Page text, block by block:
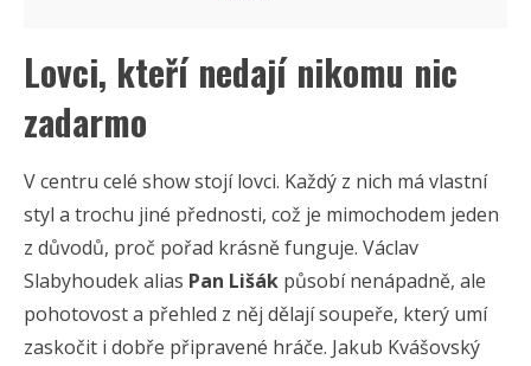
Lovci, kteří nedají nikomu nic
zadarmo
V centru celé show stojí lovci. Každý z nich má vlastní
styl a trochu jiné přednosti, což je mimochodem jeden
z důvodů, proč pořad krásně funguje. Václav
Slabyhoudek alias Pan Lišák působí nenápadně, ale
pohotovost a přehled z něj dělají soupeře, který umí
zaskočit i dobře připravené hráče. Jakub Kvášovský